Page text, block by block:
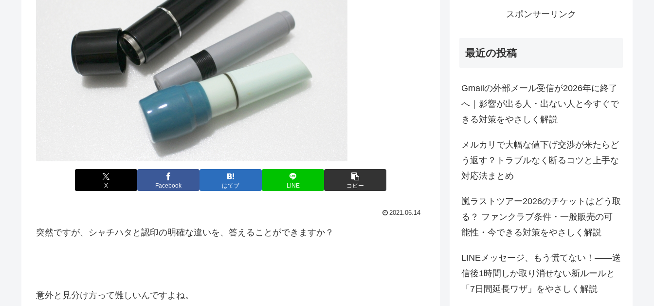
X Facebook はてブ LINE コピー
2021.06.14
突然ですが、シャチハタと認印の明確な違いを、答えることができますか？
意外と見分け方って難しいんですよね。
スポンサーリンク
最近の投稿
Gmailの外部メール受信が2026年に終了
へ｜影響が出る人・出ない人と今すぐで
きる対策をやさしく解説
メルカリで大幅な値下げ交渉が来たらど
う返す？トラブルなく断るコツと上手な
対応法まとめ
嵐ラストツアー2026のチケットはどう取
る？ ファンクラブ条件・一般販売の可
能性・今できる対策をやさしく解説
LINEメッセージ、もう慌てない！――送
信後1時間しか取り消せない新ルールと
「7日間延長ワザ」をやさしく解説